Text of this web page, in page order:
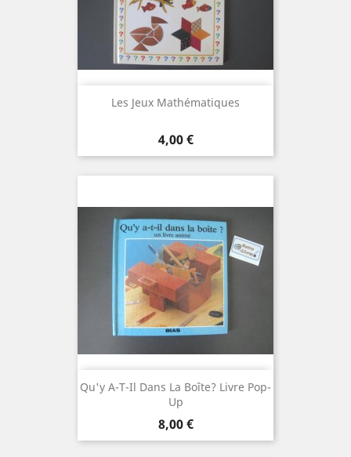
Les Jeux Mathématiques
Prix
4,00 €
Qu'y A-T-Il Dans La Boîte? Livre Pop-
Up
Prix
8,00 €